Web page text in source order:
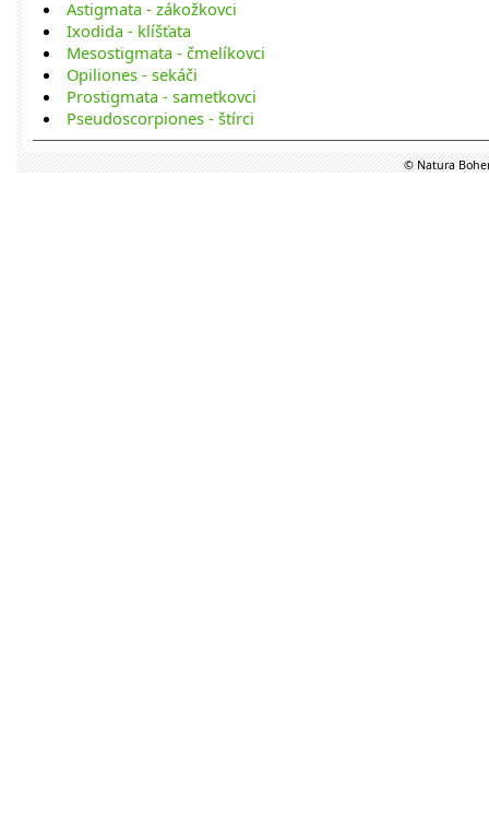
Astigmata - zákožkovci
Ixodida - klíšťata
Mesostigmata - čmelíkovci
Opiliones - sekáči
Prostigmata - sametkovci
Pseudoscorpiones - štírci
© Natura